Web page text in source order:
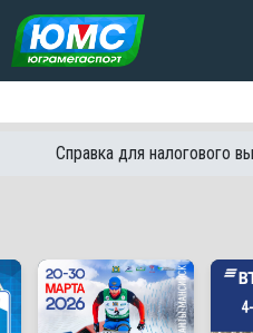
Перейти к содержанию
Справка для налогового